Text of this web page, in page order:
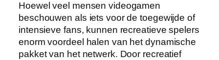
Hoewel veel mensen videogamen
beschouwen als iets voor de toegewijde of
intensieve fans, kunnen recreatieve spelers
enorm voordeel halen van het dynamische
pakket van het netwerk. Door recreatief